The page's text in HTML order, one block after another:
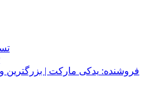
فروشنده: یدکی مارکت |